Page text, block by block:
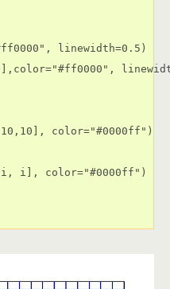
linewidth=0.5)
color="#0000ff")
i], color="#0000ff")